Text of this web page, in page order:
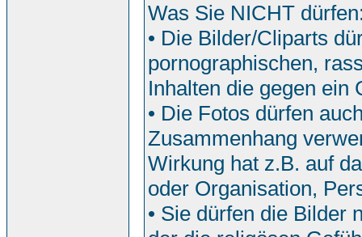
Was Sie NICHT
• Die Bilder/Cliparts
pornographischen,
Inhalten die gegen ein
• Die Fotos dürfen
Zusammenhang
Wirkung hat z.B. auf
oder Organisation,
• Sie dürfen die Bilder